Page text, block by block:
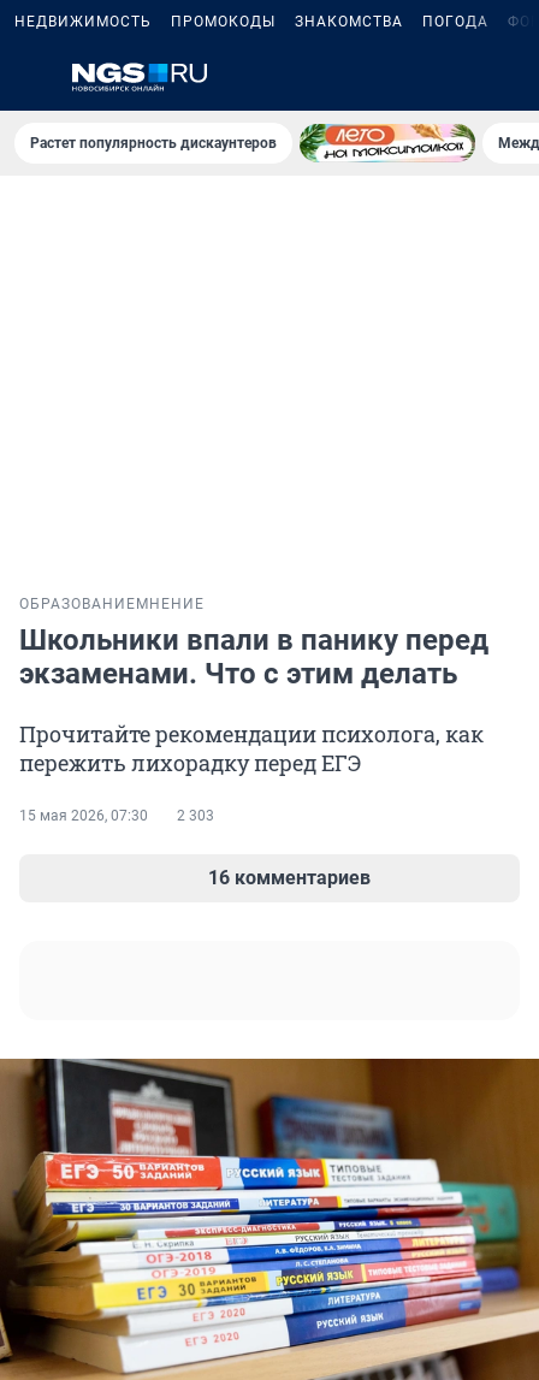
НЕДВИЖИМОСТЬ ПРОМОКОДЫ ЗНАКОМСТВА ПОГОДА
Растет популярность дискаунтеров
ОБРАЗОВАНИЕ МНЕНИЕ
Школьники впали в панику перед
экзаменами. Что с этим делать
Прочитайте рекомендации психолога, как
пережить лихорадку перед ЕГЭ
15 мая 2026, 07:30 2 303
16 комментариев